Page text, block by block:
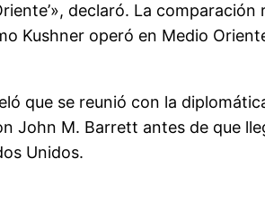
declaró. La
Kushner operó en Medio
que se reunió con la
John M. Barrett antes de que
Unidos.